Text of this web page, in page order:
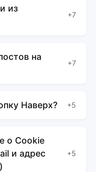
из
+7
на
+7
Наверх? +5
о Cookie
и адрес
+5